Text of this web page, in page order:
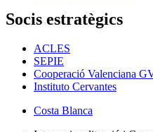
Socis estratègics
ACLES
SEPIE
Cooperació Valenciana
Instituto Cervantes
Costa Blanca